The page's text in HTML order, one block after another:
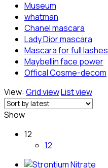
Museum
whatman
Chanel mascara
Lady Dior mascara
Mascara for full lashes
Maybellin face power
Offical Cosme-decom
View: Grid viewList view
Show
12
12